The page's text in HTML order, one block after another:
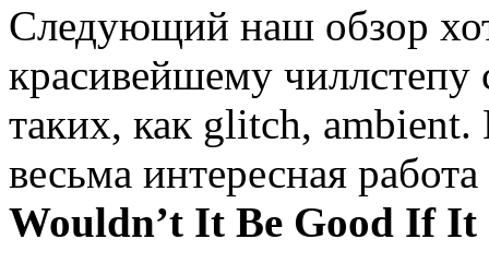
Следующий наш обзор
красивейшему
таких, как glitch,
весьма интересная работа
Wouldn’t It Be Good If It